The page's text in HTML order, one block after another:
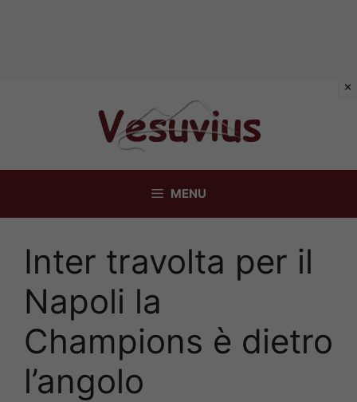
MENU
Inter travolta per il
Napoli la
Champions è dietro
l’angolo